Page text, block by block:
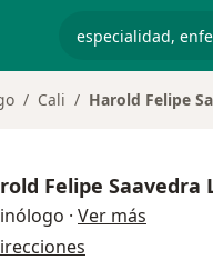
Cali Harold Felipe
Felipe Saavedra
· Ver más